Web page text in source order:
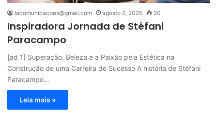
lacomunicacoes@gmail.com agosto 2, 2025 20
Inspiradora Jornada de Stéfani
Paracampo
[ad_1] Superação, Beleza e a Paixão pela Estética na
Construção de uma Carreira de Sucesso A história de Stéfani
Paracampo…
Leia mais »